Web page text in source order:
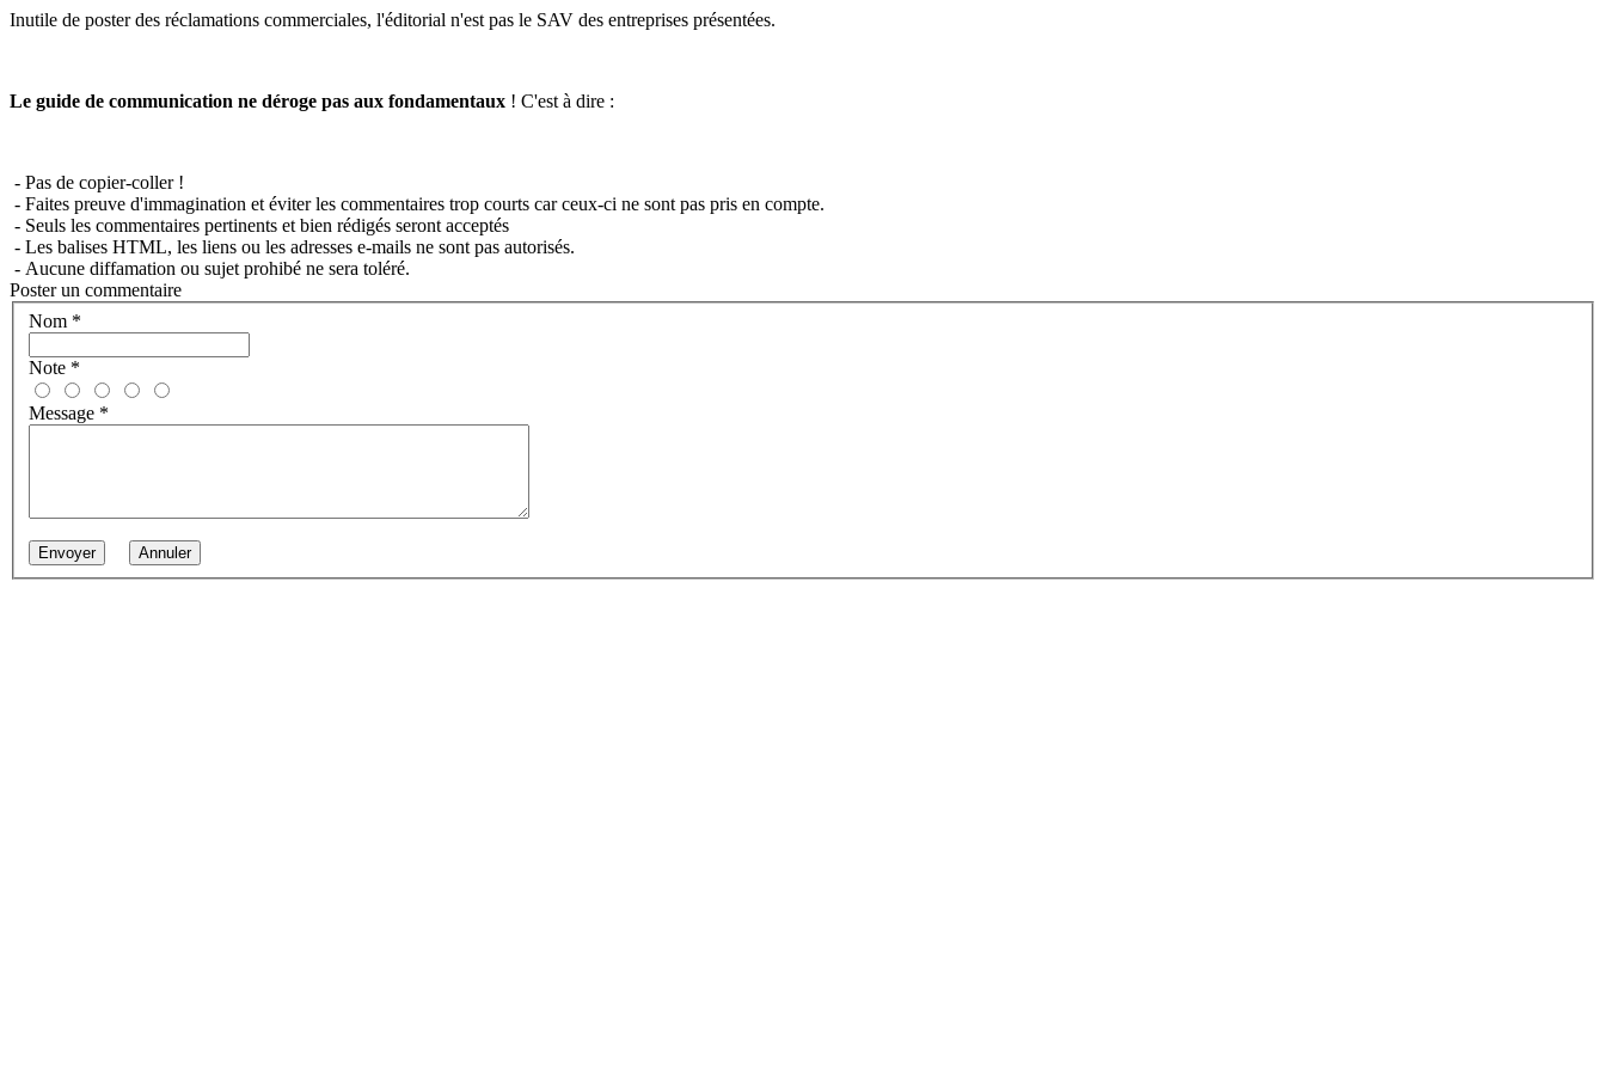
Inutile de poster des réclamations commerciales, l'éditorial n'est pas le SAV des entreprises présentées.
Le guide de communication ne déroge pas aux fondamentaux ! C'est à dire :
- Pas de copier-coller !
- Faites preuve d'immagination et éviter les commentaires trop courts car ceux-ci ne sont pas pris en compte.
- Seuls les commentaires pertinents et bien rédigés seront acceptés
- Les balises HTML, les liens ou les adresses e-mails ne sont pas autorisés.
- Aucune diffamation ou sujet prohibé ne sera toléré.
Poster un commentaire
Nom *
Note *
Message *